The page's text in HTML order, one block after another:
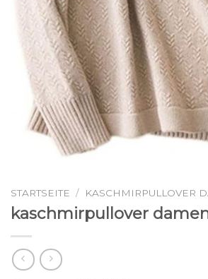
STARTSEITE / KASCHMIRPULLOVER
kaschmirpullover